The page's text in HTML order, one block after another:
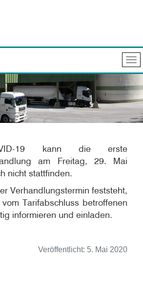
19 kann die erste
am Freitag, 29. Mai
nicht stattfinden.
Verhandlungstermin feststeht,
Tarifabschluss betroffenen
informieren und einladen.
Veröffentlicht: 5. Mai 2020